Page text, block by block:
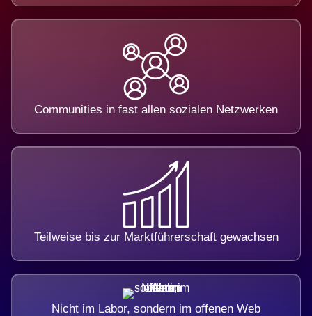
Communities in fast allen sozialen Netzwerken
Teilweise bis zur Marktführerschaft gewachsen
Nicht im Labor, sondern im offenen Web